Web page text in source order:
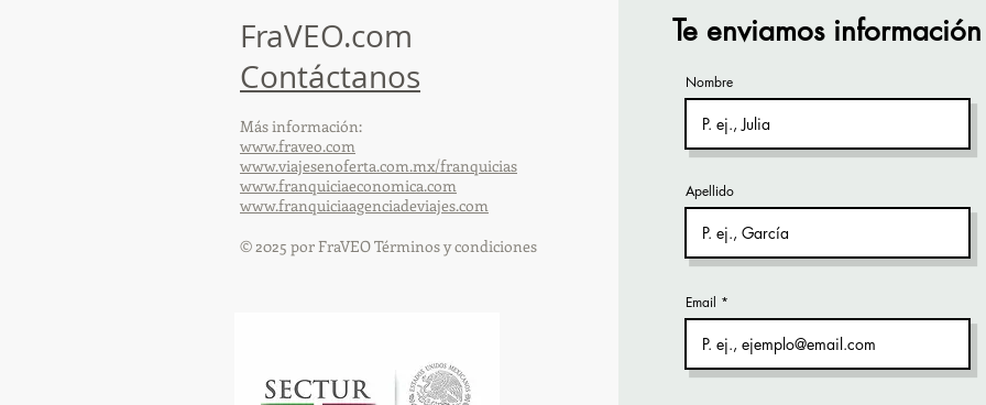
FraVEO.com
Contáctanos
Más información:
www.fraveo.com
www.viajesenoferta.com.mx/franquicias
www.franquiciaeconomica.com
www.franquiciaagenciadeviajes.com
© 2025 por FraVEO Términos y condiciones
Te enviamos información
Nombre
Apellido
Email